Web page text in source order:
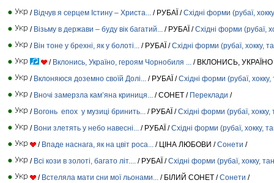
/ Відчув я серцем Істину – Христа... / РУБАЇ /Східні форми (рубаї,
/ Візьму в держави – буду вік багатий... / РУБАЇ /Східні форми (рубаї,
/ Він тоне у брехні, як у болоті... / РУБАЇ /Східні форми (рубаї, хокку,
/ Вклонись, Україно, героям Чорнобиля ...
/ ВКЛОНИСЬ,
/ Вклоняюся доземно своїй Долі... / РУБАЇ /Східні форми (рубаї, хокку,
/ Вночі замерзла кам’яна криниця... / СОНЕТ / Переклади /
/ Вогонь епох у музиці бринить... / РУБАЇ /Східні форми (рубаї, хокку,
/ Вони злетять у небо навесні... / РУБАЇ /Східні форми (рубаї, хокку,
/ Впаде наснага, як на цвіт роса... / ЦІНА ЛЮБОВИ /Сонети /
/ Всі кози в золоті, багато літ.... / РУБАЇ /Східні форми (рубаї, хокку,
/ Встеляла мати сни мої льонами... / БІЛИЙ СОНЕТ /Сонети /